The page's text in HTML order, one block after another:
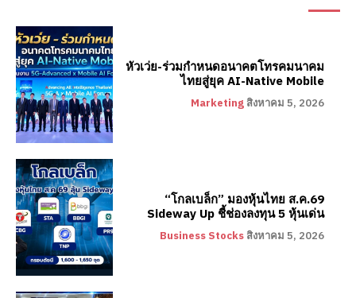
หัวเว่ย-ร่วมกำหนดอนาคตโทรคมนาคม
ไทยสู่ยุค AI-Native Mobile
Marketing สิงหาคม 5, 2026
“โกลเบล็ก” มองหุ้นไทย ส.ค.69
Sideway Up ชี้ช่องลงทุน 5 หุ้นเด่น
Business Stocks สิงหาคม 5, 2026